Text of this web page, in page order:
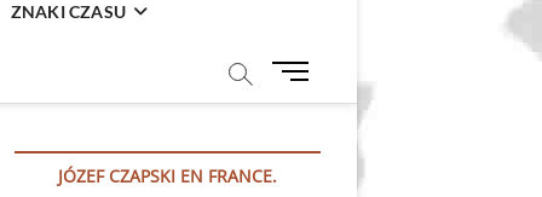
ZNAKI CZASU
M
u
JÓZEF CZAPSKI EN FRANCE.